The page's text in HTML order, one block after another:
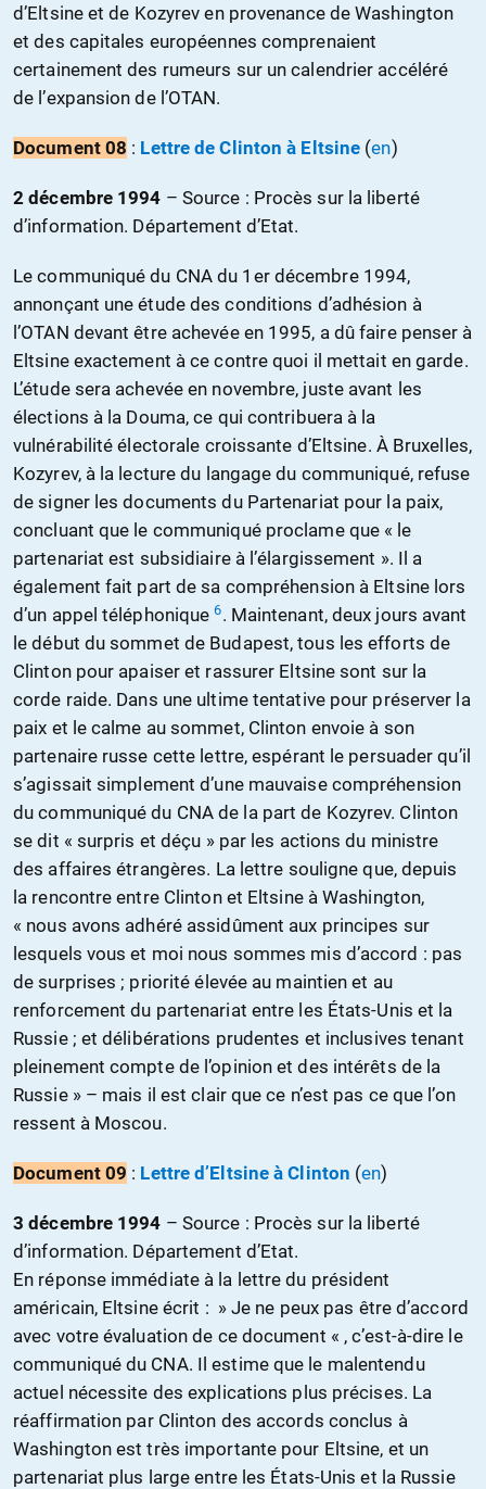
d’Eltsine et de Kozyrev en provenance de Washington
et des capitales européennes comprenaient
certainement des rumeurs sur un calendrier accéléré
de l’expansion de l’OTAN.
Document 08 : Lettre de Clinton à Eltsine (en)
2 décembre 1994 – Source : Procès sur la liberté
d’information. Département d’Etat.
Le communiqué du CNA du 1er décembre 1994,
annonçant une étude des conditions d’adhésion à
l’OTAN devant être achevée en 1995, a dû faire penser à
Eltsine exactement à ce contre quoi il mettait en garde.
L’étude sera achevée en novembre, juste avant les
élections à la Douma, ce qui contribuera à la
vulnérabilité électorale croissante d’Eltsine. À Bruxelles,
Kozyrev, à la lecture du langage du communiqué, refuse
de signer les documents du Partenariat pour la paix,
concluant que le communiqué proclame que « le
partenariat est subsidiaire à l’élargissement ». Il a
également fait part de sa compréhension à Eltsine lors
d’un appel téléphonique6. Maintenant, deux jours avant
le début du sommet de Budapest, tous les efforts de
Clinton pour apaiser et rassurer Eltsine sont sur la
corde raide. Dans une ultime tentative pour préserver la
paix et le calme au sommet, Clinton envoie à son
partenaire russe cette lettre, espérant le persuader qu’il
s’agissait simplement d’une mauvaise compréhension
du communiqué du CNA de la part de Kozyrev. Clinton
se dit « surpris et déçu » par les actions du ministre
des affaires étrangères. La lettre souligne que, depuis
la rencontre entre Clinton et Eltsine à Washington,
« nous avons adhéré assidûment aux principes sur
lesquels vous et moi nous sommes mis d’accord : pas
de surprises ; priorité élevée au maintien et au
renforcement du partenariat entre les États-Unis et la
Russie ; et délibérations prudentes et inclusives tenant
pleinement compte de l’opinion et des intérêts de la
Russie » – mais il est clair que ce n’est pas ce que l’on
ressent à Moscou.
Document 09 : Lettre d’Eltsine à Clinton (en)
3 décembre 1994 – Source : Procès sur la liberté
d’information. Département d’Etat.
En réponse immédiate à la lettre du président
américain, Eltsine écrit : » Je ne peux pas être d’accord
avec votre évaluation de ce document « , c’est-à-dire le
communiqué du CNA. Il estime que le malentendu
actuel nécessite des explications plus précises. La
réaffirmation par Clinton des accords conclus à
Washington est très importante pour Eltsine, et un
partenariat plus large entre les États-Unis et la Russie